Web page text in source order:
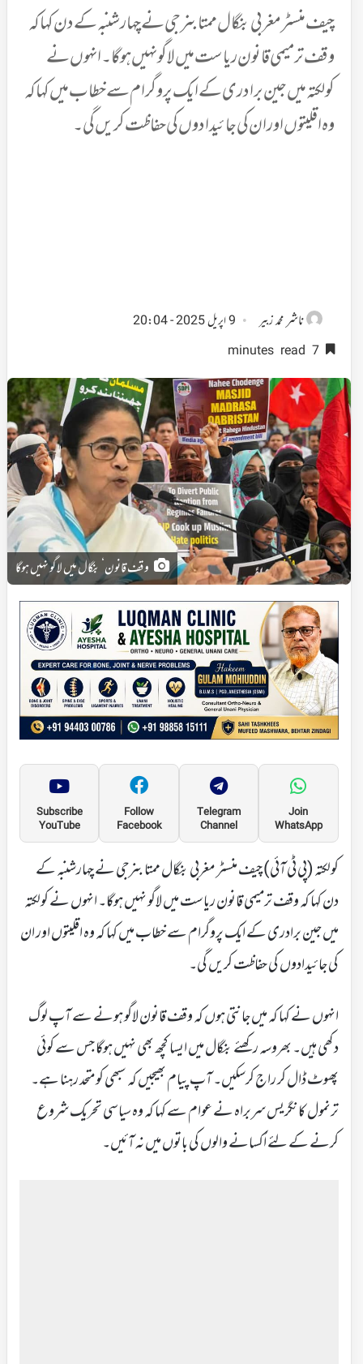
چیف منسٹر مغربی بنگال ممتا بنرجی نے چہارشنبہ کے دن کہا کہ
وقف ترمیمی قانون ریاست میں لاگو نہیں ہوگا۔ انہوں نے
کولکتہ میں جین برادری کے ایک پروگرام سے خطاب میں کہا کہ
وہ اقلیتوں اور ان کی جائیدادوں کی حفاظت کریں گی۔
ناشرمحمد زبیر
9 اپریل 2025 - 20:04
7 minutes read
وقف قانون‘ بنگال میں لاگو نہیں ہوگا
Join
WhatsApp
Telegram
Channel
Follow
Facebook
Subscribe
YouTube
کولکتہ (پی ٹی آئی) چیف منسٹر مغربی بنگال ممتا بنرجی نے چہارشنبہ کے
دن کہا کہ وقف ترمیمی قانون ریاست میں لاگو نہیں ہوگا۔ انہوں نے کولکتہ
میں جین برادری کے ایک پروگرام سے خطاب میں کہا کہ وہ اقلیتوں اور ان
کی جائیدادوں کی حفاظت کریں گی۔
انہوں نے کہا کہ میں جانتی ہوں کہ وقف قانون لاگو ہونے سے آپ لوگ
دکھی ہیں۔ بھروسہ رکھئے بنگال میں ایسا کچھ بھی نہیں ہوگا جس سے کوئی
پھوٹ ڈال کر راج کرسکیں۔ آپ پیام بھیجیں کہ سبھی کو متحد رہنا ہے۔
ترنمول کانگریس سربراہ نے عوام سے کہا کہ وہ سیاسی تحریک شروع
کرنے کے لئے اُکسانے والوں کی باتوں میں نہ آئیں۔